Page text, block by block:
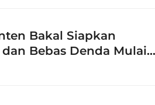
Bakal Siapkan
Bebas Denda Mulai